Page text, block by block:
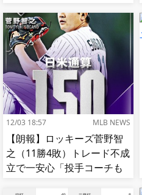
12/03 18:57 MLB NEWS
【朗報】ロッキーズ菅野智
之（11勝4敗）トレード不成
立で一安心「投手コーチも